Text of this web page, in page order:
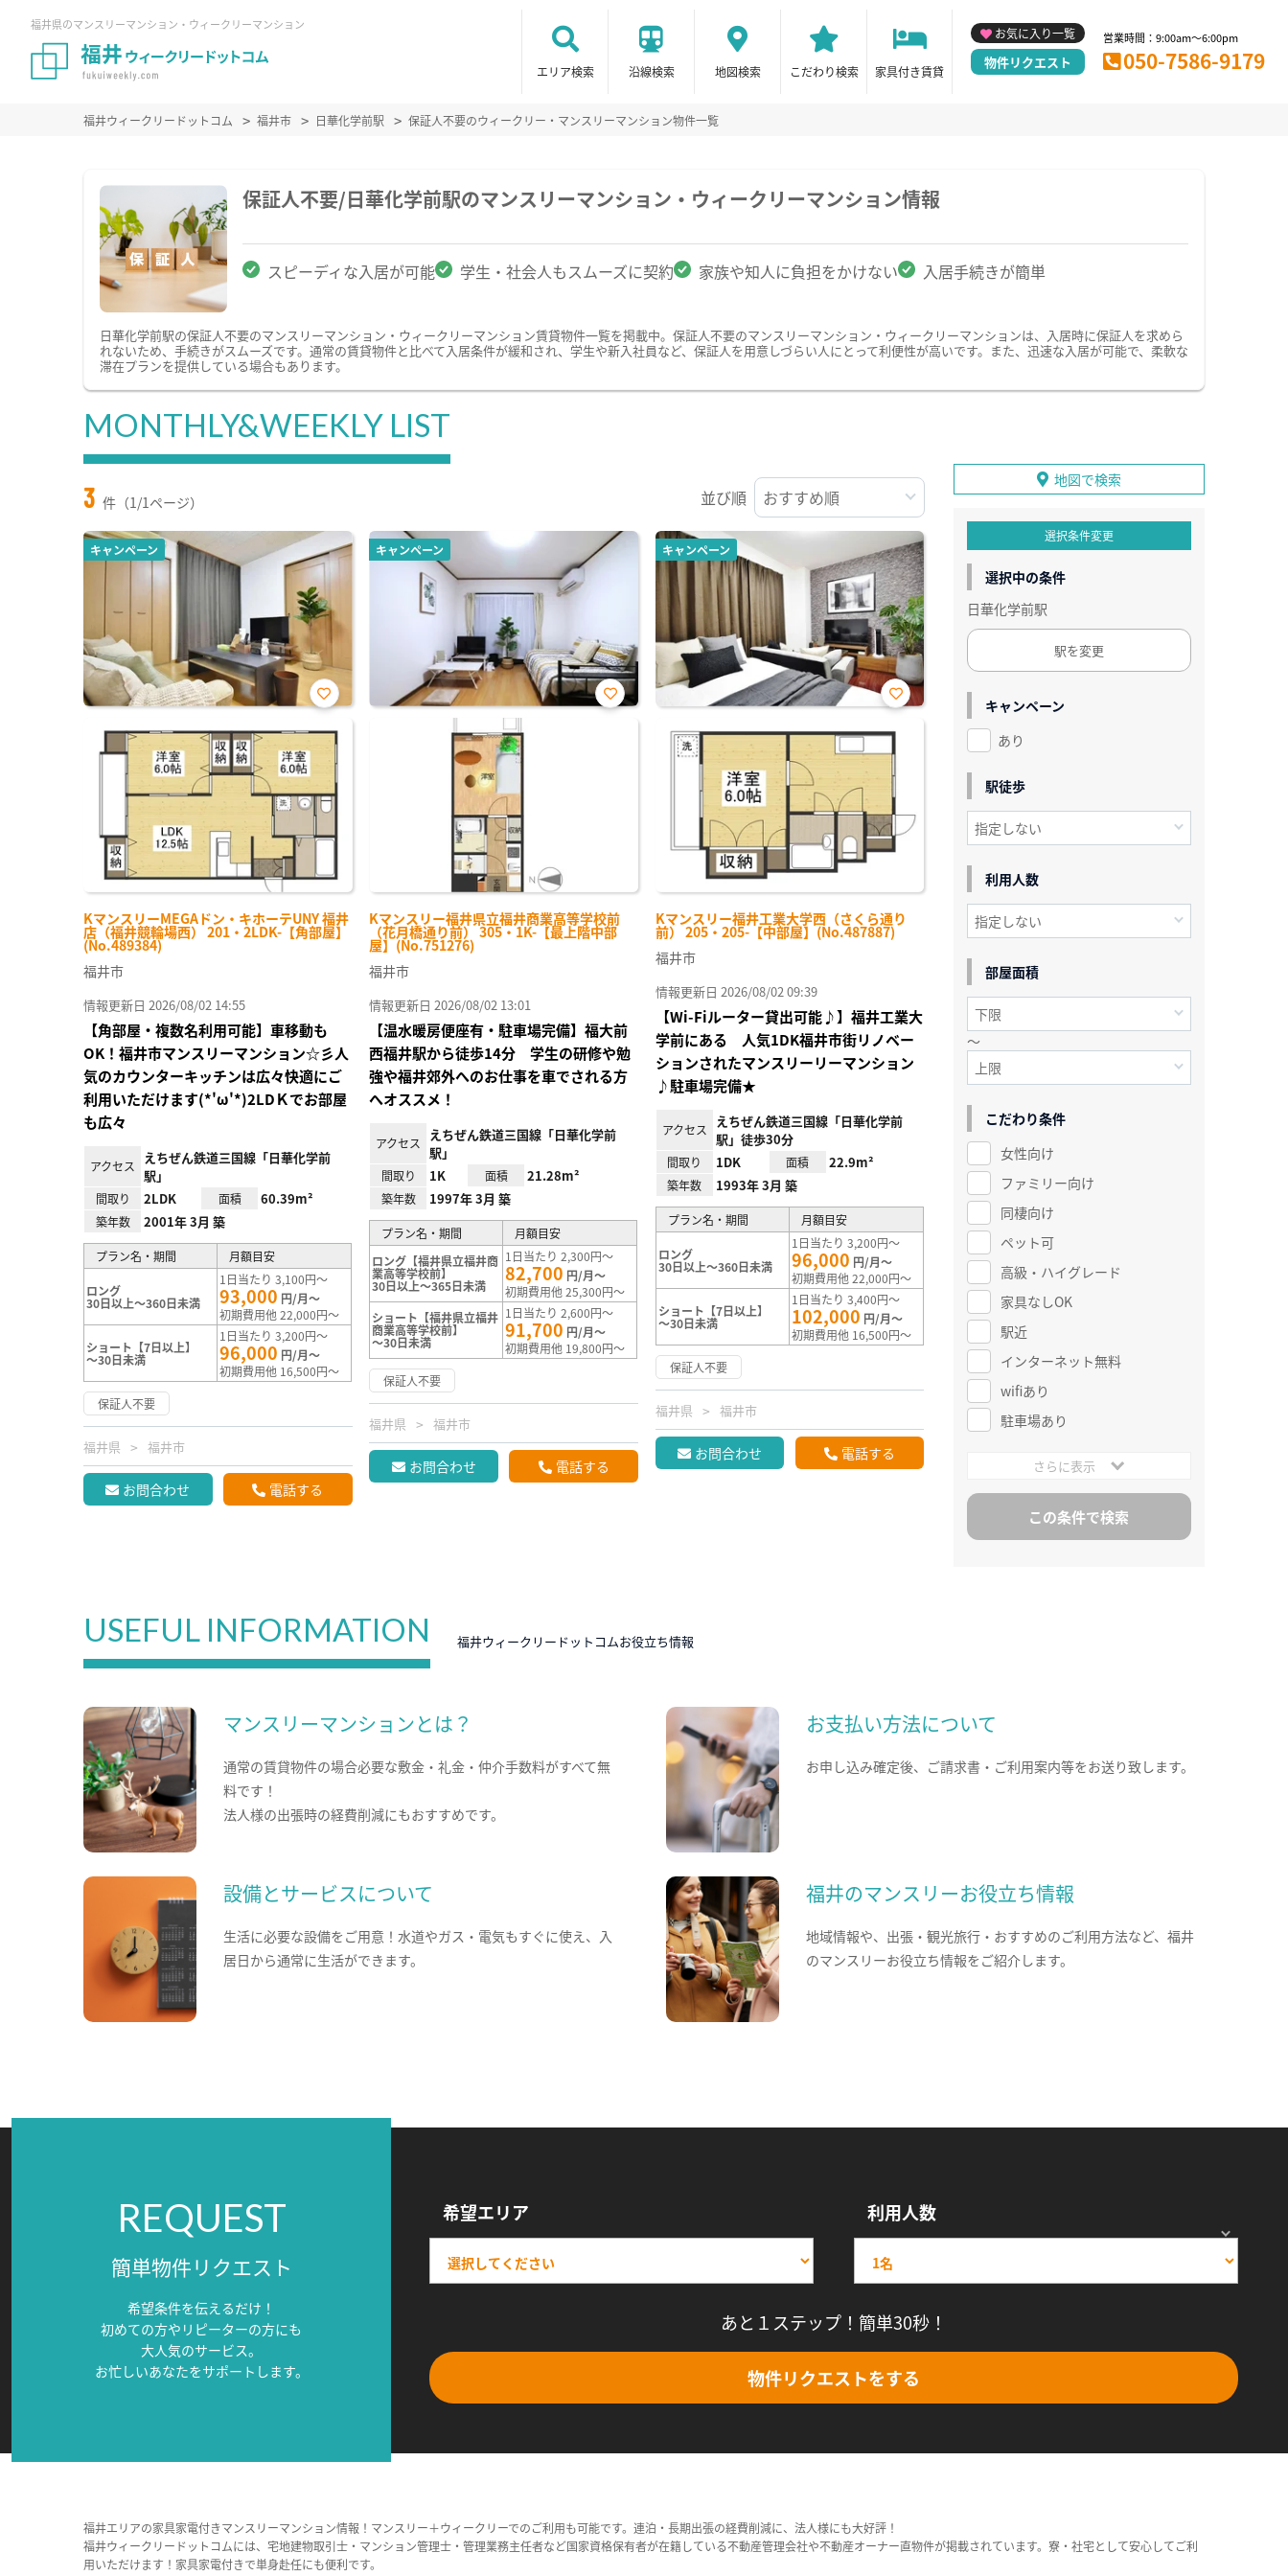
福井県のマンスリーマンション・ウィークリーマンション
エリア検索 沿線検索 地図検索 こだわり検索 家具付き賃貸
お気に入り一覧
物件リクエスト
営業時間：9:00am～6:00pm
050-7586-9179
福井ウィークリードットコム 福井市 日華化学前駅 保証人不要のウィークリー・マンスリーマンション物件一覧
保証人不要/日華化学前駅のマンスリーマンション・ウィークリーマンション情報
スピーディな入居が可能 学生・社会人もスムーズに契約 家族や知人に負担をかけない 入居手続きが簡単
日華化学前駅の保証人不要のマンスリーマンション・ウィークリーマンション賃貸物件一覧を掲載中。保証人不要のマンスリーマンション・ウィークリーマンションは、入居時に保証人を求めら
れないため、手続きがスムーズです。通常の賃貸物件と比べて入居条件が緩和され、学生や新入社員など、保証人を用意しづらい人にとって利便性が高いです。また、迅速な入居が可能で、柔軟な
滞在プランを提供している場合もあります。
MONTHLY&WEEKLY LIST
3 件（1/1ページ） 並び順
キャンペーン
KマンスリーMEGAドン・キホーテUNY 福井
店（福井競輪場西） 201・2LDK-【角部屋】
(No.489384)
お気
に入
り登
録
福井市
情報更新日 2026/08/02 14:55
【角部屋・複数名利用可能】車移動も
OK！福井市マンスリーマンション☆彡人
気のカウンターキッチンは広々快適にご
利用いただけます(*'ω'*)2LDＫでお部屋
も広々
アクセス
えちぜん鉄道三国線「日華化学前
駅」
間取り 2LDK 面積 60.39m²
築年数 2001年 3月 築
プラン名・期間 月額目安
ロング
30日以上～360日未満
1日当たり 3,100円～
93,000 円/月～
初期費用他 22,000円～
ショート【7日以上】
～30日未満
1日当たり 3,200円～
96,000 円/月～
初期費用他 16,500円～
保証人不要
福井県 福井市
お問合わせ 電話する
キャンペーン
Kマンスリー福井県立福井商業高等学校前
（花月橋通り前） 305・1K-【最上階中部
屋】(No.751276)
お気
福井市
情報更新日 2026/08/02 13:01
【温水暖房便座有・駐車場完備】福大前
西福井駅から徒歩14分 学生の研修や勉
強や福井郊外へのお仕事を車でされる方
へオススメ！
アクセス
えちぜん鉄道三国線「日華化学前
駅」
間取り 1K 面積 21.28m²
築年数 1997年 3月 築
プラン名・期間
月額目安
ロング【福井県立福井商
業高等学校前】
30日以上～365日未満
1日当たり 2,300円～
82,700 円/月～
初期費用他 25,300円～
ショート【福井県立福井
商業高等学校前】
～30日未満
1日当たり 2,600円～
91,700 円/月～
初期費用他 19,800円～
保証人不要
福井県 福井市
お問合わせ 電話する
キャンペーン
Kマンスリー福井工業大学西（さくら通り
前） 205・205-【中部屋】(No.487887)
お気
に入
り登
録
福井市
情報更新日 2026/08/02 09:39
【Wi-Fiルーター貸出可能♪】福井工業大
学前にある 人気1DK福井市街リノベー
ションされたマンスリーリーマンション
♪駐車場完備★
アクセス
えちぜん鉄道三国線「日華化学前
駅」徒歩30分
間取り 1DK 面積 22.9m²
築年数 1993年 3月 築
プラン名・期間 月額目安
ロング
30日以上～360日未満
1日当たり 3,200円～
96,000 円/月～
初期費用他 22,000円～
ショート【7日以上】
～30日未満
1日当たり 3,400円～
102,000 円/月～
初期費用他 16,500円～
保証人不要
福井県 福井市
お問合わせ 電話する
地図で検索
選択条件変更
選択中の条件
日華化学前駅
駅を変更
キャンペーン
あり
駅徒歩
利用人数
部屋面積
～
こだわり条件
女性向け
ファミリー向け
同棲向け
ペット可
高級・ハイグレード
家具なしOK
駅近
インターネット無料
wifiあり
駐車場あり
さらに表示
USEFUL INFORMATION 福井ウィークリードットコムお役立ち情報
マンスリーマンションとは？
通常の賃貸物件の場合必要な敷金・礼金・仲介手数料がすべて無
料です！
法人様の出張時の経費削減にもおすすめです。
お支払い方法について
お申し込み確定後、ご請求書・ご利用案内等をお送り致します。
設備とサービスについて
生活に必要な設備をご用意！水道やガス・電気もすぐに使え、入
居日から通常に生活ができます。
福井のマンスリーお役立ち情報
地域情報や、出張・観光旅行・おすすめのご利用方法など、福井
のマンスリーお役立ち情報をご紹介します。
REQUEST
簡単物件リクエスト
希望条件を伝えるだけ！
初めての方やリピーターの方にも
大人気のサービス。
お忙しいあなたをサポートします。
希望エリア 利用人数
あと１ステップ！簡単30秒！
物件リクエストをする
福井エリアの家具家電付きマンスリーマンション情報！マンスリー＋ウィークリーでのご利用も可能です。連泊・長期出張の経費削減に、法人様にも大好評！
福井ウィークリードットコムには、宅地建物取引士・マンション管理士・管理業務主任者など国家資格保有者が在籍している不動産管理会社や不動産オーナー直物件が掲載されています。寮・社宅として安心してご利
用いただけます！家具家電付きで単身赴任にも便利です。